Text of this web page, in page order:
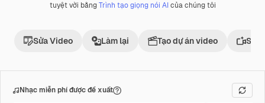
tuyệt vời bằngTrình tạo giọng nói AIcủa chúng tôi
Sửa Video Làm lại Tạo dự án video Sử
Nhạc miễn phí được đề xuất